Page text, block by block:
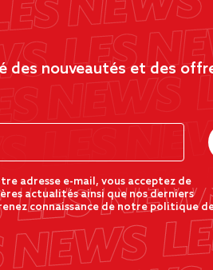
des nouveautés et des
adresse e-mail, vous acceptez de
actualités ainsi que nos derniers
connaissance de notre politique